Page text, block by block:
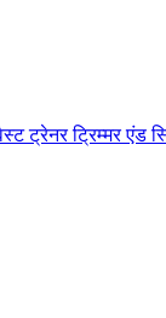
ट्रेनर ट्रिम्मर एंड